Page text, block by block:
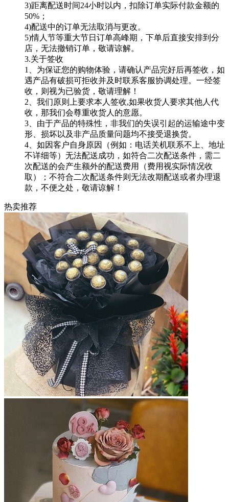
3)距离配送时间24小时以内，扣除订单实际付款金额的
50%；
4)配送中的订单无法取消与更改。
5)情人节等重大节日订单高峰期，下单后直接安排到分
店，无法撤销订单，敬请谅解。
3.关于签收
1、为保证您的购物体验，请确认产品完好后再签收，如
遇产品有破损可拒收并及时联系客服协调处理。一经签
收，则视为已验货，敬请理解！
2、我们原则上要求本人签收,如果收货人要求其他人代
收，那我们会尊重收货人的意愿。
3、由于产品的特殊性，非我们的失误引起的运输途中变
形、损坏以及非产品质量问题均不接受退换货。
4、如因客户自身原因（例如：电话关机联系不上、地址
不详细等）无法配送成功，如符合二次配送条件，需二
次配送的会产生额外的配送费用（费用视实际情况收
取）；不符合二次配送条件则无法改期配送或者办理退
款，不便之处，敬请谅解！
热卖推荐